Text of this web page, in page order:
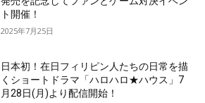
ト開催！
2025年7月25日
日本初！在日フィリピン人たちの日常を描
くショートドラマ「ハロハロ★ハウス」7
月28日(月)より配信開始！